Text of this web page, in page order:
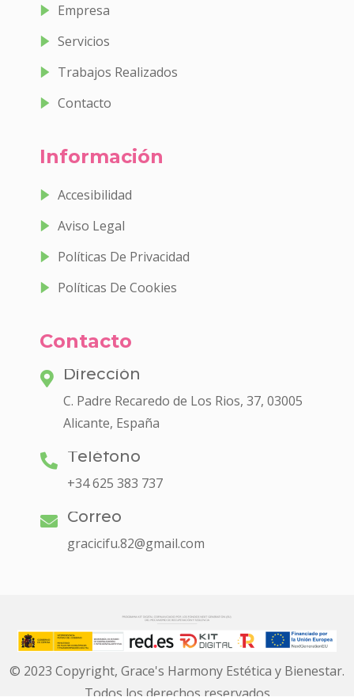
Empresa
Servicios
Trabajos Realizados
Contacto
Información
Accesibilidad
Aviso Legal
Políticas De Privacidad
Políticas De Cookies
Contacto
Dirección
C. Padre Recaredo de Los Rios, 37, 03005
Alicante, España
Teléfono
+34 625 383 737
Correo
gracicifu.82@gmail.com
© 2023 Copyright, Grace's Harmony Estética y Bienestar.
Todos los derechos reservados